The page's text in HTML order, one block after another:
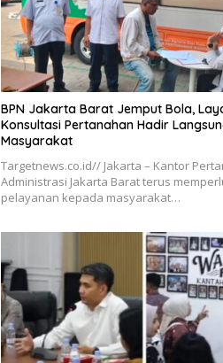
BPN Jakarta Barat Jemput Bola,
Konsultasi Pertanahan Hadir
Masyarakat
Targetnews.co.id// Jakarta – Kantor
Administrasi Jakarta Barat terus
pelayanan kepada masyarakat…